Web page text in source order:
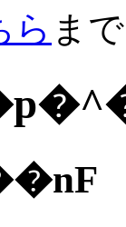
ら まで